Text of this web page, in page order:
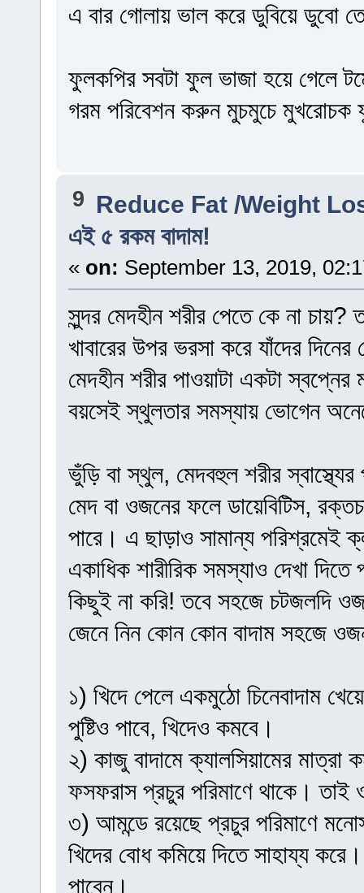
এ বার গোলায় ভাল করে ডুবিয়ে ডুবো
ফুলকপির সবটা ফুল ভাজা হয়ে গেলে
গরম পরিবেশন করুন মুচমুচে
9 Reduce Fat /Weight
এই ৫ রকম বাদাম!
« on: September 13, 2019,
সুন্দর মেদহীন শরীর পেতে কে না চায়?
খাবারের উপর ভরসা করে যাঁদের
মেদহীন শরীর পাওয়াটা একটা স্বপ্নের
বয়সেই স্থুলতার সমস্যায় ভোগেন
ভুঁড়ি বা স্থুল, মেদবহুল শরীর
মেদ বা ওজনের ফলে ডায়েবিটিস,
পারে। এ ছাড়াও সামান্য পরিশ্রমেই
একাধিক শারীরিক সমস্যাও দেখা
কিছুই না করি! তবে সহজে চটজলদি
জেনে নিন কোন কোন বাদাম সহজে
১) খিদে পেলে একমুঠো চিনেবাদাম
পুষ্টিও পাবে, খিদেও কমবে।
২) কাজু বাদামে ক্যালসিয়ামের
ফসফরাস প্রচুর পরিমাণে থাকে।
৩) আমন্ডে রয়েছে প্রচুর পরিমাণে
খিদের বোধ কমিয়ে দিতে সাহায্য
পাবেন।